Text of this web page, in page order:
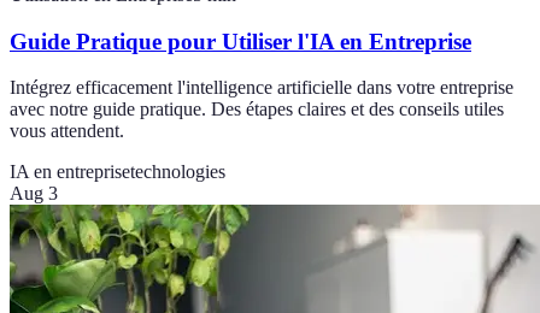
Guide Pratique pour Utiliser l'IA en Entreprise
Intégrez efficacement l'intelligence artificielle dans votre entreprise
avec notre guide pratique. Des étapes claires et des conseils utiles
vous attendent.
IA en entreprisetechnologies
Aug 3